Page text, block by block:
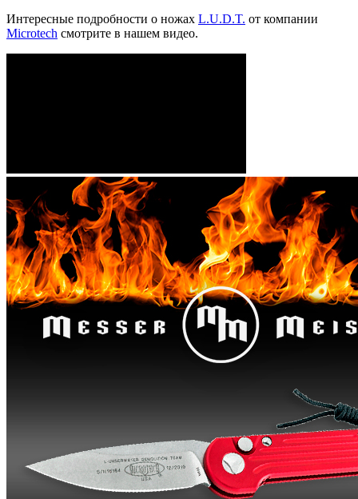
Интересные подробности о ножах L.U.D.T. от компании
Microtech смотрите в нашем видео.